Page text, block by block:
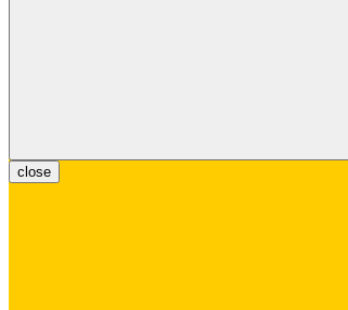
close